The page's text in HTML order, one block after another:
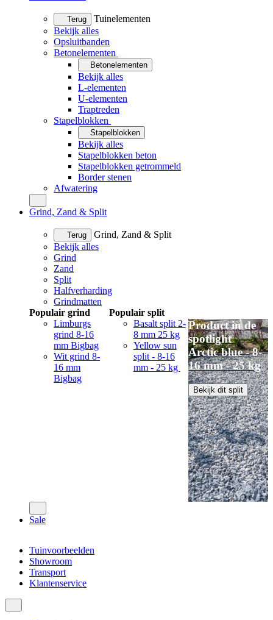
Terug
Tuinelementen
Bekijk alles
Opsluitbanden
Betonelementen
Betonelementen
Bekijk alles
L-elementen
U-elementen
Traptreden
Stapelblokken
Stapelblokken
Bekijk alles
Stapelblokken beton
Stapelblokken getrommeld
Border stenen
Afwatering
Grind, Zand & Split
Terug
Grind, Zand & Split
Bekijk alles
Grind
Zand
Split
Halfverharding
Grindmatten
Populair grind
Limburgs
grind 8-16
mm Bigbag
Wit grind 8-
16 mm
Bigbag
Populair split
Basalt split 2-
8 mm 25 kg
Yellow sun
split - 8-16
mm - 25 kg
Product in de
spotlight
Arctic blue - 8-
16 mm - 25 kg
Bekijk dit split
Sale
Tuinvoorbeelden
Showroom
Transport
Klantenservice